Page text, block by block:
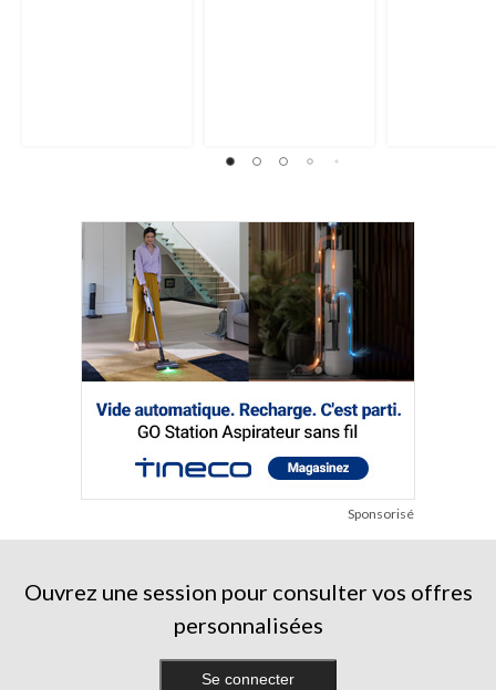
Sponsorisé
Ouvrez une session pour consulter vos offres
personnalisées
Se connecter